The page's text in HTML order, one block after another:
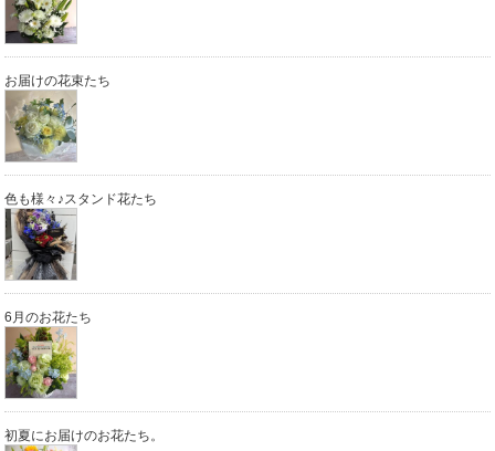
お届けの花束たち
色も様々♪スタンド花たち
6月のお花たち
初夏にお届けのお花たち。